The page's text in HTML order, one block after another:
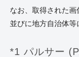
なお、取得された
並びに地方自治体等
*1 パルサー